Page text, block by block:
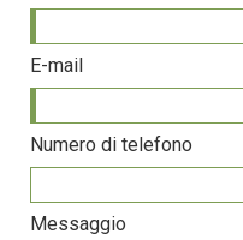
E-mail
Numero di telefono
Messaggio